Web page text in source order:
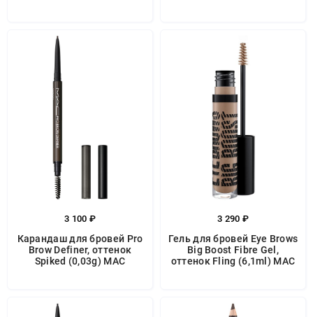
3 100 ₽
Карандаш для бровей Pro
Brow Definer, оттенок
Spiked (0,03g) MAC
3 290 ₽
Гель для бровей Eye Brows
Big Boost Fibre Gel,
оттенок Fling (6,1ml) MAC